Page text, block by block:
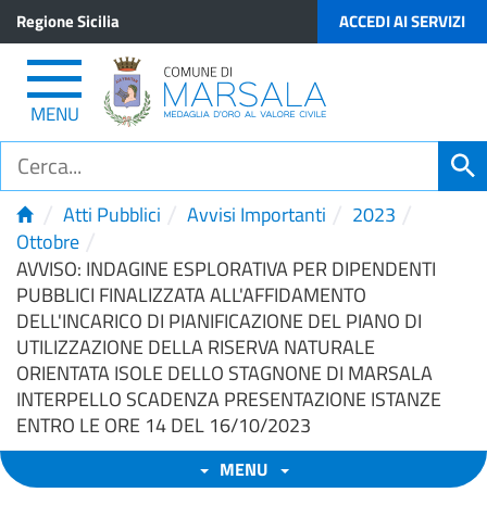
Regione Sicilia ACCEDI AI SERVIZI
MENU
Atti Pubblici Avvisi Importanti 2023
Ottobre
AVVISO: INDAGINE ESPLORATIVA PER DIPENDENTI
PUBBLICI FINALIZZATA ALL'AFFIDAMENTO
DELL'INCARICO DI PIANIFICAZIONE DEL PIANO DI
UTILIZZAZIONE DELLA RISERVA NATURALE
ORIENTATA ISOLE DELLO STAGNONE DI MARSALA
INTERPELLO SCADENZA PRESENTAZIONE ISTANZE
ENTRO LE ORE 14 DEL 16/10/2023
MENU